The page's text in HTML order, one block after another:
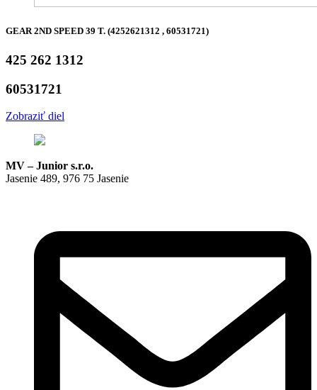
GEAR 2ND SPEED 39 T. (4252621312 , 60531721)
425 262 1312
60531721
Zobraziť diel
MV – Junior s.r.o.
Jasenie 489, 976 75 Jasenie